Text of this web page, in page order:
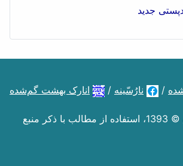
جدید
/ نارُسّینه /
انارک بهشت گم‌شده
© 1393، استفاده از مطالب با ذکر منبع